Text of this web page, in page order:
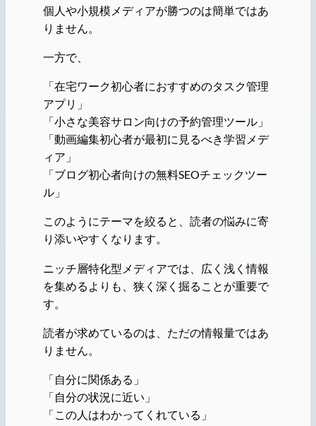
個人や小規模メディアが勝つのは簡単ではあ
りません。
一方で、
「在宅ワーク初心者におすすめのタスク管理
アプリ」
「小さな美容サロン向けの予約管理ツール」
「動画編集初心者が最初に見るべき学習メデ
ィア」
「ブログ初心者向けの無料SEOチェックツー
ル」
このようにテーマを絞ると、読者の悩みに寄
り添いやすくなります。
ニッチ層特化型メディアでは、広く浅く情報
を集めるよりも、狭く深く掘ることが重要で
す。
読者が求めているのは、ただの情報量ではあ
りません。
「自分に関係ある」
「自分の状況に近い」
「この人はわかってくれている」